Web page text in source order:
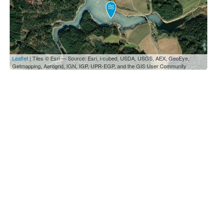
Leaflet | Tiles © Esri — Source: Esri, i-cubed, USDA, USGS, AEX, GeoEye,
Getmapping, Aerogrid, IGN, IGP, UPR-EGP, and the GIS User Community